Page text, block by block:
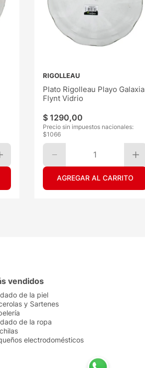
RIGOLLEAU
Plato Rigolleau Playo Galaxia
Flynt Vidrio
$ 1290,00
Precio sin impuestos nacionales:
$1066
1
AGREGAR AL CARRITO
vendidos
de la piel
y Sartenes
de la ropa
electrodomésticos